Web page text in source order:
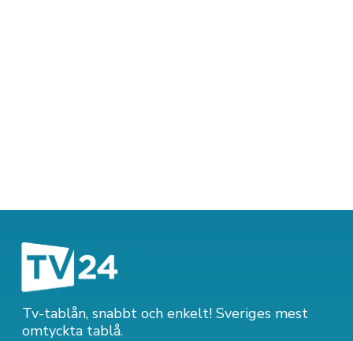
Tv-tablån, snabbt och enkelt! Sveriges mest
omtyckta tablå.